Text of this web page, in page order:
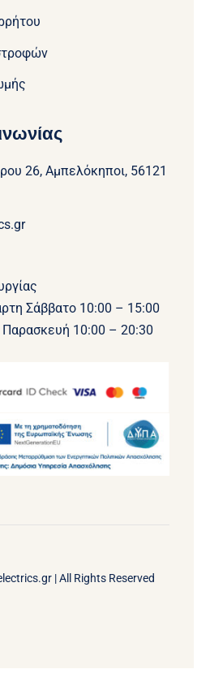
26, Αμπελόκηποι, 56121
Σάββατο 10:00 – 15:00
Παρασκευή 10:00 – 20:30
| All Rights Reserved